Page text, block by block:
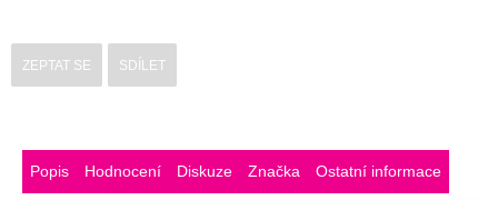
ZEPTAT SE SDÍLET
Popis Hodnocení Diskuze Značka Ostatní informace